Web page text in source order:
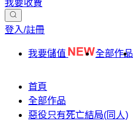
我要收費
登入/註冊
我要儲值 全部作品
首頁
全部作品
惡役只有死亡結局(同人)